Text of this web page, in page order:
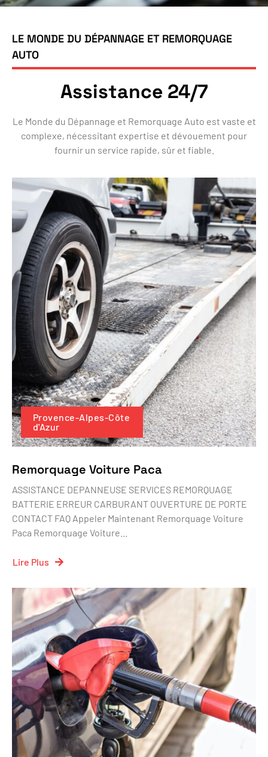
LE MONDE DU DÉPANNAGE ET REMORQUAGE
AUTO
Assistance 24/7
Le Monde du Dépannage et Remorquage Auto est vaste et
complexe, nécessitant expertise et dévouement pour
fournir un service rapide, sûr et fiable.
Provence-Alpes-Côte
d'Azur
Remorquage Voiture Paca
ASSISTANCE DEPANNEUSE SERVICES REMORQUAGE
BATTERIE ERREUR CARBURANT OUVERTURE DE PORTE
CONTACT FAQ Appeler Maintenant Remorquage Voiture
Paca Remorquage Voiture...
Lire Plus